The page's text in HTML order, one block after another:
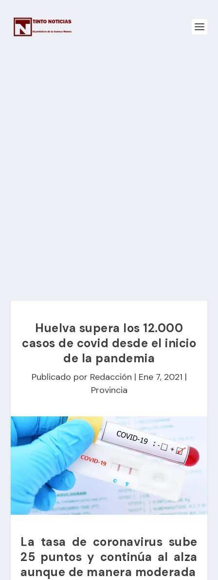
Huelva supera los 12.000
casos de covid desde el inicio
de la pandemia
Publicado por Redacción | Ene 7, 2021 |
Provincia
La tasa de coronavirus sube
25 puntos y continúa al alza
aunque de manera moderada